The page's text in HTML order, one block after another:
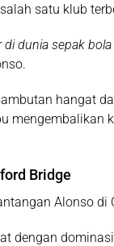
satu klub
dunia sepak
hangat
mengembalikan
Bridge
Alonso
dengan